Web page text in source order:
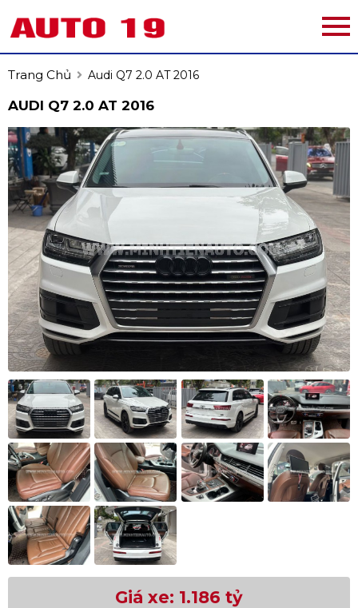
Trang Chủ Audi Q7 2.0 AT 2016
AUDI Q7 2.0 AT 2016
Giá xe: 1.186 tỷ